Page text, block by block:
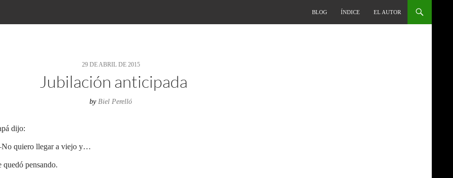
BLOG ÍNDICE EL AUTOR
29 DE ABRIL DE 2015
Jubilación anticipada
by Biel Perelló
dijo:
quiero llegar a viejo y…
quedó pensando.